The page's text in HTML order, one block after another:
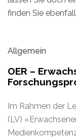
finden Sie
Allgemein
OER –
Im Rahmen der
(LV)